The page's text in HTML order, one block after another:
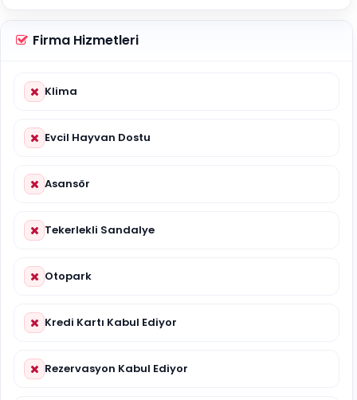
Firma Hizmetleri
Klima
Evcil Hayvan Dostu
Asansör
Tekerlekli Sandalye
Otopark
Kredi Kartı Kabul Ediyor
Rezervasyon Kabul Ediyor